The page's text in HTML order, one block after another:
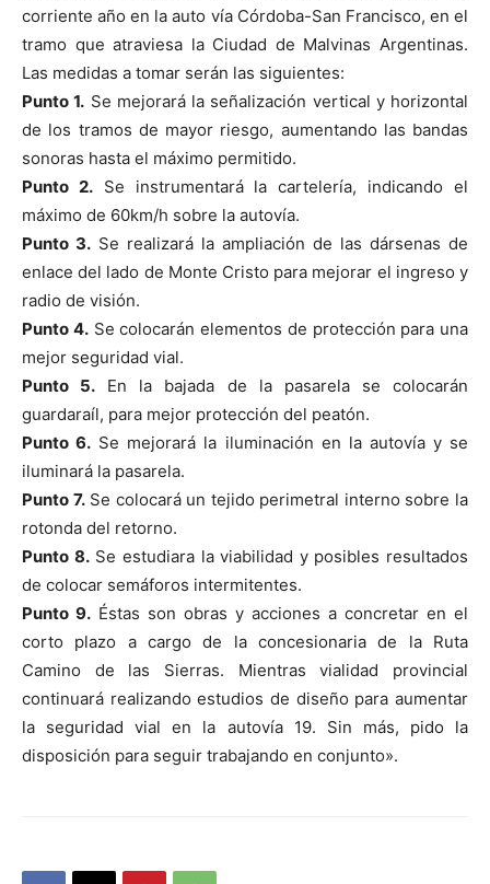
corriente año en la auto vía Córdoba-San Francisco, en el
tramo que atraviesa la Ciudad de Malvinas Argentinas.
Las medidas a tomar serán las siguientes:
Punto 1. Se mejorará la señalización vertical y horizontal
de los tramos de mayor riesgo, aumentando las bandas
sonoras hasta el máximo permitido.
Punto 2.Se instrumentará la cartelería, indicando el
máximo de 60km/h sobre la autovía.
Punto 3. Se realizará la ampliación de las dársenas de
enlace del lado de Monte Cristo para mejorar el ingreso y
radio de visión.
Punto 4.Se colocarán elementos de protección para una
mejor seguridad vial.
Punto 5. En la bajada de la pasarela se colocarán
guardaraíl, para mejor protección del peatón.
Punto 6. Se mejorará la iluminación en la autovía y se
iluminará la pasarela.
Punto 7.Se colocará un tejido perimetral interno sobre la
rotonda del retorno.
Punto 8.Se estudiara la viabilidad y posibles resultados
de colocar semáforos intermitentes.
Punto 9. Éstas son obras y acciones a concretar en el
corto plazo a cargo de la concesionaria de la Ruta
Camino de las Sierras. Mientras vialidad provincial
continuará realizando estudios de diseño para aumentar
la seguridad vial en la autovía 19. Sin más, pido la
disposición para seguir trabajando en conjunto».